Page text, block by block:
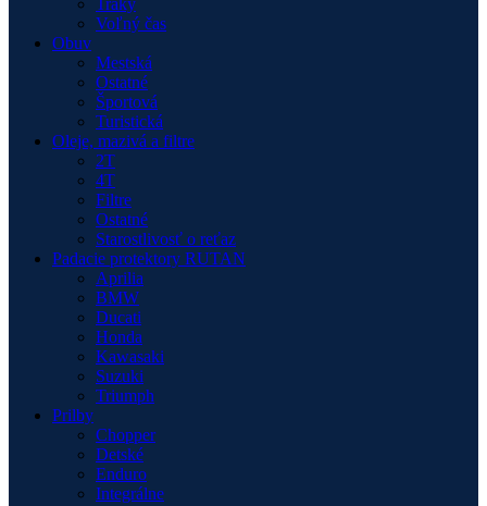
Traky
Voľný čas
Obuv
Mestská
Ostatné
Športová
Turistická
Oleje, mazivá a filtre
2T
4T
Filtre
Ostatné
Starostlivosť o reťaz
Padacie protektory RUTAN
Aprilia
BMW
Ducati
Honda
Kawasaki
Suzuki
Triumph
Prilby
Chopper
Detské
Enduro
Integrálne